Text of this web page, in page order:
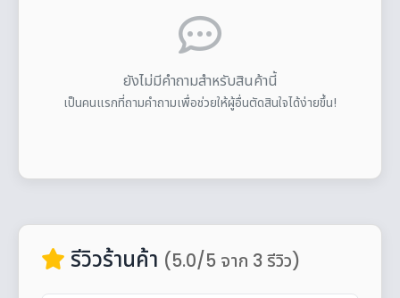
ยังไม่มีคำถามสำหรับสินค้านี้
เป็นคนแรกที่ถามคำถามเพื่อช่วยให้ผู้อื่นตัดสินใจได้ง่ายขึ้น!
รีวิวร้านค้า (5.0/5 จาก 3 รีวิว)